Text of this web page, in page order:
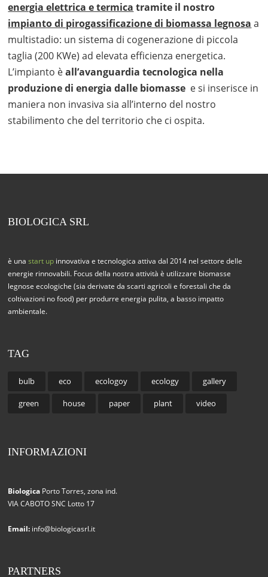
energia elettrica e termica tramite il nostro
impianto di pirogassificazione di biomassa legnosa a
multistadio: un sistema di cogenerazione di piccola
taglia (200 KWe) ad elevata efficienza energetica.
L’impianto èall’avanguardia tecnologica nella
produzione di energia dalle biomasse e si inserisce in
maniera non invasiva sia all’interno del nostro
stabilimento che del territorio che ci ospita.
BIOLOGICA SRL
è unastart up innovativa e tecnologica attiva dal 2014 nel settore delle
energie rinnovabili. Focus della nostra attività è utilizzare biomasse
legnose ecologiche (sia derivate da scarti agricoli e forestali che da
coltivazioni no food) per produrre energia pulita, a basso impatto
ambientale.
TAG
bulb eco ecologoy ecology gallery
green house paper plant video
INFORMAZIONI
Biologica Porto Torres, zona ind.
VIA CABOTO SNC Lotto 17
Email: info@biologicasrl.it
PARTNERS